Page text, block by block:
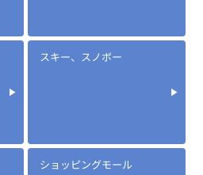
スキー、スノボー
ショッピングモール